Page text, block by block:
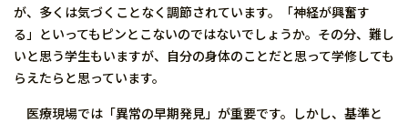
が、多くは気づくことなく調節されています。「神経が興奮す
る」といってもピンとこないのではないでしょうか。その分、難し
いと思う学生もいますが、自分の身体のことだと思って学修しても
らえたらと思っています。
医療現場では「異常の早期発見」が重要です。しかし、基準と